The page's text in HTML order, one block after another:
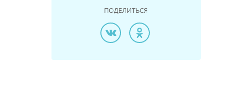
ПОДЕЛИТЬСЯ